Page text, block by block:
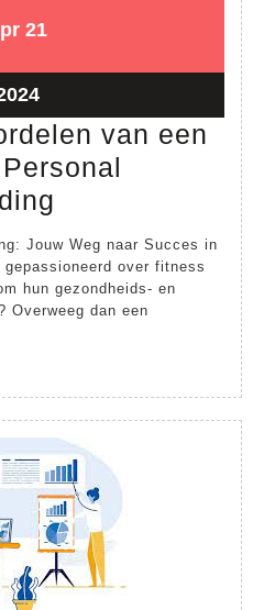
21
2024
21
21
april
van een
de
Voordelen
van
Personal
Training
Opleiding
Jouw Weg naar Succes in
over fitness
hun gezondheids- en
Overweeg dan een